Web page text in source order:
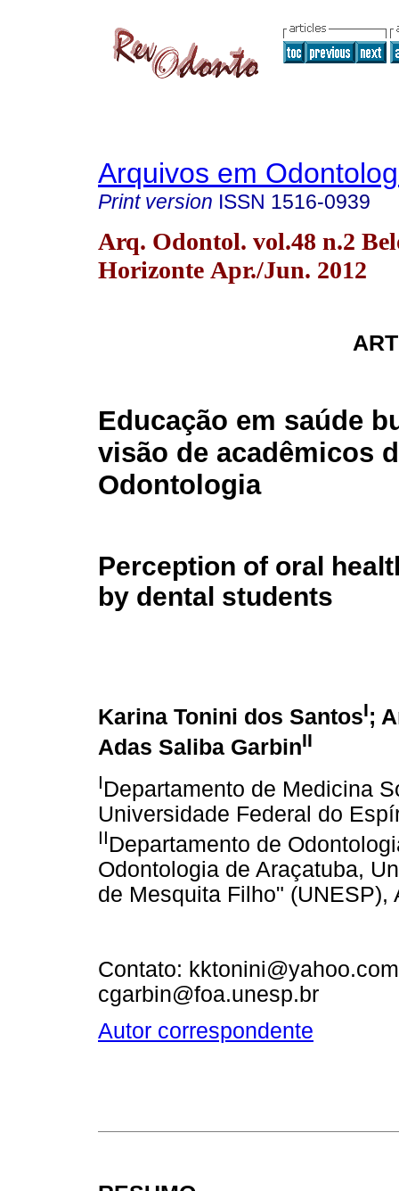
Arquivos em
Print version ISSN 1516-0939
Arq. Odontol. vol.48 n.2
Horizonte Apr./Jun. 2012
Educação em saúde
visão de acadêmicos
Odontologia
Perception of oral
by dental students
Karina Tonini dos SantosI;
Adas Saliba GarbinII
IDepartamento de Medicina
Universidade Federal do
IIDepartamento de
Odontologia de Araçatuba,
de Mesquita Filho" (UNESP),
Contato:
cgarbin@foa.unesp.br
Autor correspondente